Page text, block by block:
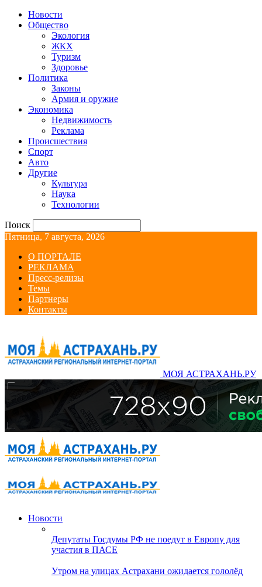
Новости
Общество
Экология
ЖКХ
Туризм
Здоровье
Политика
Законы
Армия и оружие
Экономика
Недвижимость
Реклама
Происшествия
Спорт
Авто
Другие
Культура
Наука
Технологии
Поиск
Пятница, 7 августа, 2026
О ПОРТАЛЕ
РЕКЛАМА
Пресс-релизы
Темы
Партнеры
Контакты
МОЯ АСТРАХАНЬ.РУ
Новости
Депутаты Госдумы РФ не поедут в Европу для
участия в ПАСЕ
Утром на улицах Астрахани ожидается гололёд